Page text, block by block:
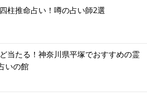
柱推命占い！噂の占い師2選
当たる！神奈川県平塚でおすすめの霊
いの館